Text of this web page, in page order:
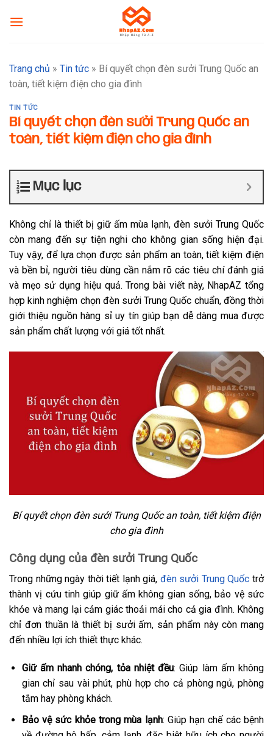
Trang chủ » Tin tức » Bí quyết chọn đèn sưởi Trung Quốc an
toàn, tiết kiệm điện cho gia đình
TIN TỨC
Bí quyết chọn đèn sưởi Trung Quốc an
toàn, tiết kiệm điện cho gia đình
Mục lục
Không chỉ là thiết bị giữ ấm mùa lạnh, đèn sưởi Trung Quốc
còn mang đến sự tiện nghi cho không gian sống hiện đại.
Tuy vậy, để lựa chọn được sản phẩm an toàn, tiết kiệm điện
và bền bỉ, người tiêu dùng cần nắm rõ các tiêu chí đánh giá
và mẹo sử dụng hiệu quả. Trong bài viết này, NhapAZ tổng
hợp kinh nghiệm chọn đèn sưởi Trung Quốc chuẩn, đồng thời
giới thiệu nguồn hàng sỉ uy tín giúp bạn dễ dàng mua được
sản phẩm chất lượng với giá tốt nhất.
Bí quyết chọn đèn sưởi Trung Quốc an toàn, tiết kiệm điện
cho gia đình
Công dụng của đèn sưởi Trung Quốc
Trong những ngày thời tiết lạnh giá, đèn sưởi Trung Quốc trở
thành vị cứu tinh giúp giữ ấm không gian sống, bảo vệ sức
khỏe và mang lại cảm giác thoải mái cho cả gia đình. Không
chỉ đơn thuần là thiết bị sưởi ấm, sản phẩm này còn mang
đến nhiều lợi ích thiết thực khác.
Giữ ấm nhanh chóng, tỏa nhiệt đều: Giúp làm ấm không
gian chỉ sau vài phút, phù hợp cho cả phòng ngủ, phòng
tắm hay phòng khách.
Bảo vệ sức khỏe trong mùa lạnh: Giúp hạn chế các bệnh